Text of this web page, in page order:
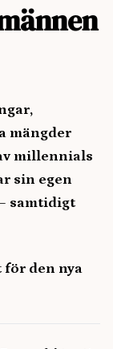
mängder
millennials
sin egen
samtidigt
för den nya